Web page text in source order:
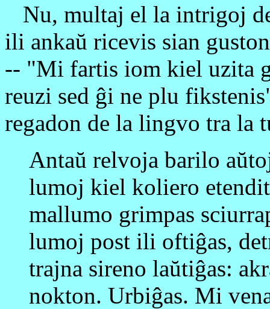
Nu, multaj el la intrigoj
ili ankaŭ ricevis sian
-- "Mi fartis iom kiel uzita
reuzi sed ĝi ne plu
regadon de la lingvo tra la
Antaŭ relvoja barilo
lumoj kiel koliero
mallumo grimpas
lumoj post ili oftiĝas,
trajna sireno laŭtiĝas:
nokton. Urbiĝas. Mi